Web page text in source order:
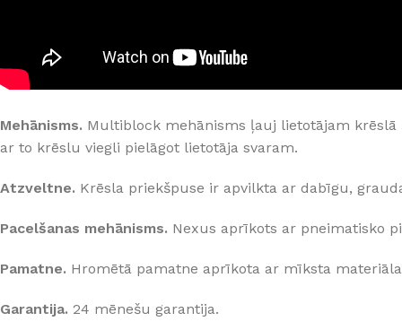
Mehānisms. Multiblock mehānisms ļauj lietotājam krēslā
ar to krēslu viegli pielāgot lietotāja svaram.
Atzveltne. Krēsla priekšpuse ir apvilkta ar dabīgu,
Pacelšanas mehānisms. Nexus aprīkots ar pneimatisko
Pamatne. Hromētā pamatne aprīkota ar mīksta
Garantija. 24 mēnešu garantija.